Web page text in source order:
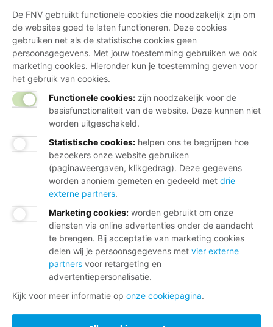
De FNV gebruikt functionele cookies die noodzakelijk zijn om
de websites goed te laten functioneren. Deze cookies
gebruiken net als de statistische cookies geen
persoonsgegevens. Met jouw toestemming gebruiken we ook
marketing cookies. Hieronder kun je toestemming geven voor
het gebruik van cookies.
Functionele cookies: zijn noodzakelijk voor de
basisfunctionaliteit van de website. Deze kunnen niet
worden uitgeschakeld.
Statistische cookies: helpen ons te begrijpen hoe
bezoekers onze website gebruiken
(paginaweergaven, klikgedrag). Deze gegevens
worden anoniem gemeten en gedeeld met drie
externe partners.
Marketing cookies: worden gebruikt om onze
diensten via online advertenties onder de aandacht
te brengen. Bij acceptatie van marketing cookies
delen wij je persoonsgegevens met vier externe
partners voor retargeting en
advertentiepersonalisatie.
Kijk voor meer informatie op onze cookiepagina.